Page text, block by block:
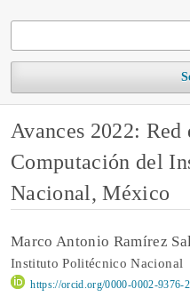
Avances 2022:
Computación del
Nacional, México
Marco Antonio Ramírez
Instituto Politécnico Nacional
https://orcid.org/0000-0002-9376-